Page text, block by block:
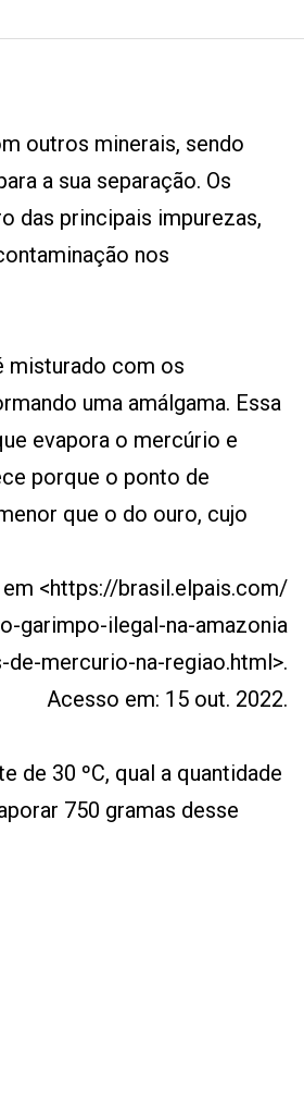
outros minerais, sendo
a sua separação. Os
das principais impurezas,
nos
misturado com os
uma amálgama. Essa
evapora o mercúrio e
porque o ponto de
que o do ouro, cujo
<https://brasil.elpais.com/
garimpo-ilegal-na-amazonia
mercurio-na-regiao.html>.
Acesso em: 15 out. 2022.
de 30 ºC, qual a quantidade
750 gramas desse